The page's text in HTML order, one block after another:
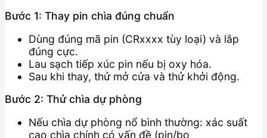
Bước 1: Thay pin chìa đúng chuẩn
Dùng đúng mã pin (CRxxxx tùy loại) và lắp
đúng cực.
Lau sạch tiếp xúc pin nếu bị oxy hóa.
Sau khi thay, thử mở cửa và thử khởi động.
Bước 2: Thử chìa dự phòng
Nếu chìa dự phòng nổ bình thường: xác suất
cao chìa chính có vấn đề (pin/bo